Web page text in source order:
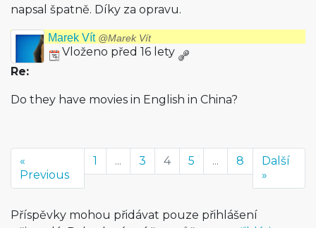
napsal špatně. Díky za opravu.
Marek Vít @Marek Vít
Vloženo před 16 lety
Re:
Do they have movies in English in China?
«
Previous
1 ... 3 4 5 ... 8
Další
»
Příspěvky mohou přidávat pouze přihlášení